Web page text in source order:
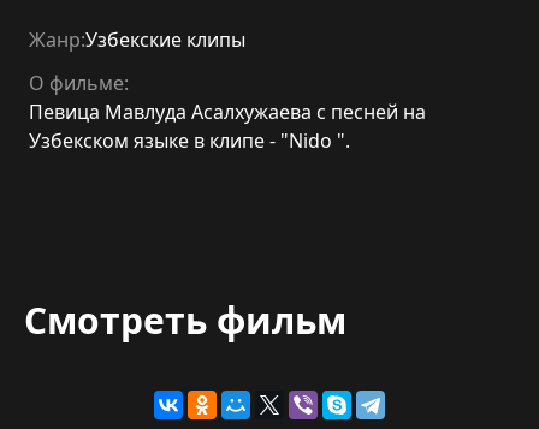
Жанр:Узбекские клипы
О фильме:
Певица Мавлуда Асалхужаева с песней на
Узбекском языке в клипе - "Nido ".
Смотреть фильм